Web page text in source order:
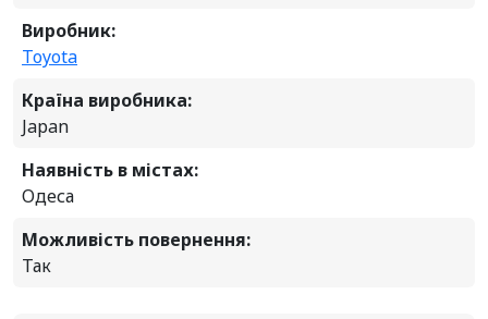
Виробник:
Toyota
Країна виробника:
Japan
Наявність в містах:
Одеса
Можливість повернення:
Так